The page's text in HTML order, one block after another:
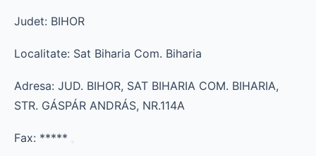
Judet: BIHOR
Localitate: Sat Biharia Com. Biharia
Adresa: JUD. BIHOR, SAT BIHARIA COM. BIHARIA,
STR. GÁSPÁR ANDRÁS, NR.114A
Fax: *****